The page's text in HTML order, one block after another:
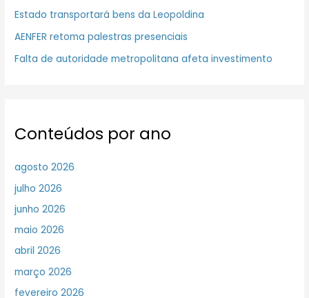
Estado transportará bens da Leopoldina
AENFER retoma palestras presenciais
Falta de autoridade metropolitana afeta investimento
Conteúdos por ano
agosto 2026
julho 2026
junho 2026
maio 2026
abril 2026
março 2026
fevereiro 2026